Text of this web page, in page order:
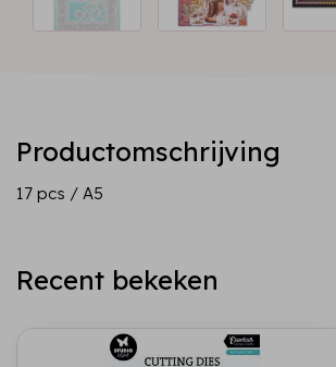
Productomschrijving
17 pcs / A5
Recent bekeken